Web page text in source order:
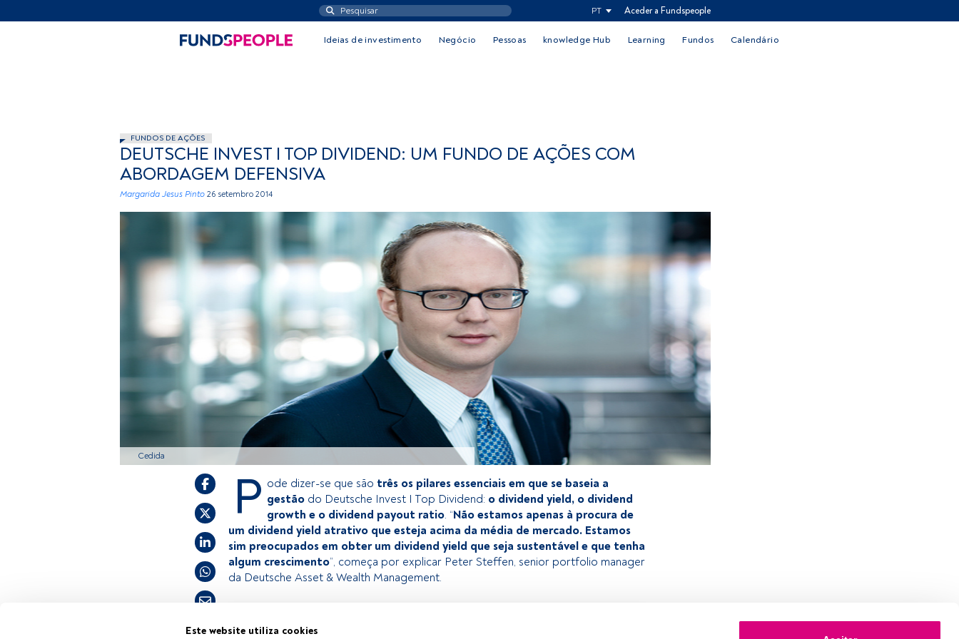
Este website utiliza cookies
PT Aceder a Fundspeople
Ideias de investimento Negócio Pessoas knowledge Hub Learning Fundos Calendário
FUNDOS DE AÇÕES
DEUTSCHE INVEST I TOP DIVIDEND: UM FUNDO DE AÇÕES COM
ABORDAGEM DEFENSIVA
Margarida Jesus Pinto 26 setembro 2014
Cedida
P ode dizer-se que são três os pilares essenciais em que se baseia a
gestão do Deutsche Invest I Top Dividend: o dividend yield, o dividend
growth e o dividend payout ratio. “Não estamos apenas à procura de
um dividend yield atrativo que esteja acima da média de mercado. Estamos
sim preocupados em obter um dividend yield que seja sustentável e que tenha
algum crescimento”, começa por explicar Peter Steffen, senior portfolio manager
da Deutsche Asset & Wealth Management.
Este é um artigo exclusivo para os utilizadores registados da FundsPeople. Se já